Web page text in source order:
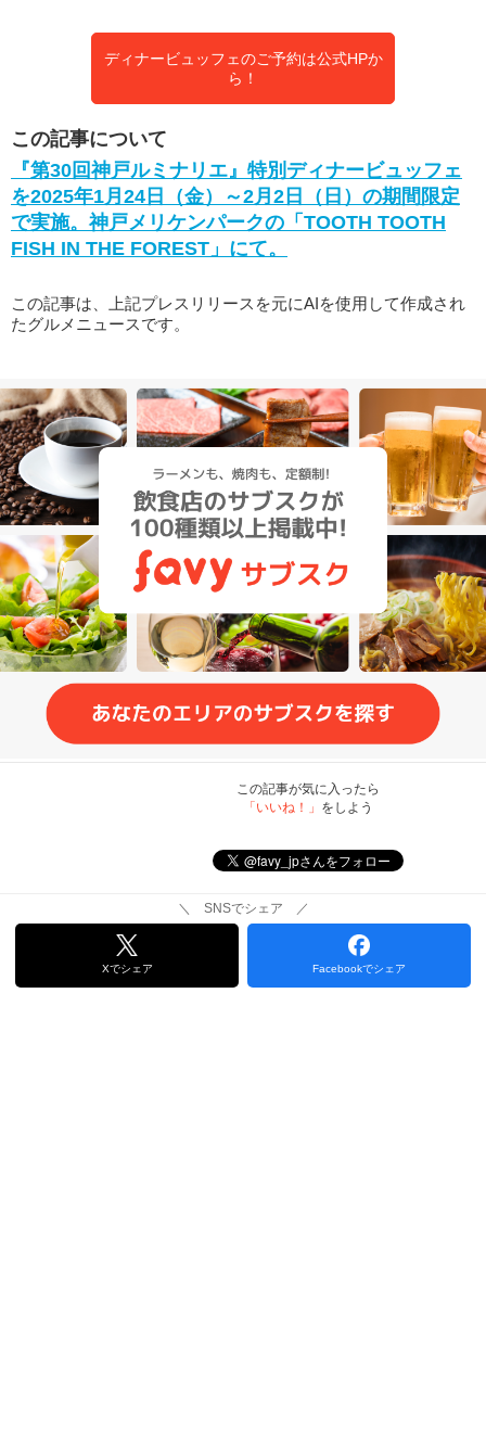
ディナービュッフェのご予約は公式HPか
ら！
この記事について
『第30回神戸ルミナリエ』特別ディナービュッフェ
を2025年1月24日（金）～2月2日（日）の期間限定
で実施。神戸メリケンパークの「TOOTH TOOTH
FISH IN THE FOREST」にて。
この記事は、上記プレスリリースを元にAIを使用して作成され
たグルメニュースです。
この記事が気に入ったら
「いいね！」 をしよう
＼ SNSでシェア ／
Xでシェア Facebookでシェア